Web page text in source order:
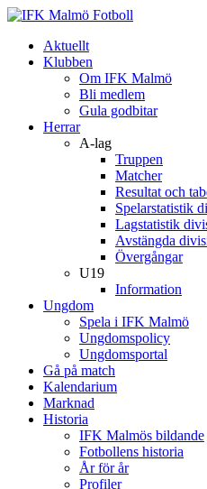
Aktuellt
Klubben
Om IFK Malmö
Bli medlem
Gula godbitar
Herrar
A-lag
Truppen
Matcher
Resultat och
Spelarstatistik
Lagstatistik
Avstängda
Övergångar
U19
Information
Ungdom
Spela i IFK Malmö
Ungdomspolicy
Ungdomsportal
Gå på match
Kalendarium
Marknad
Historia
IFK Malmös bildande
Fotbollens historia
År för år
Profiler